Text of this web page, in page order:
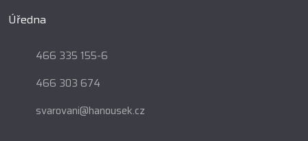
Úředna
466 335 155-6
466 303 674
svarovani@hanousek.cz